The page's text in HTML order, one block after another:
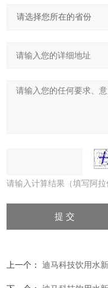
请输入计算结果（填写阿
上一个：
迪马科技饮用水
标（10个化合物）